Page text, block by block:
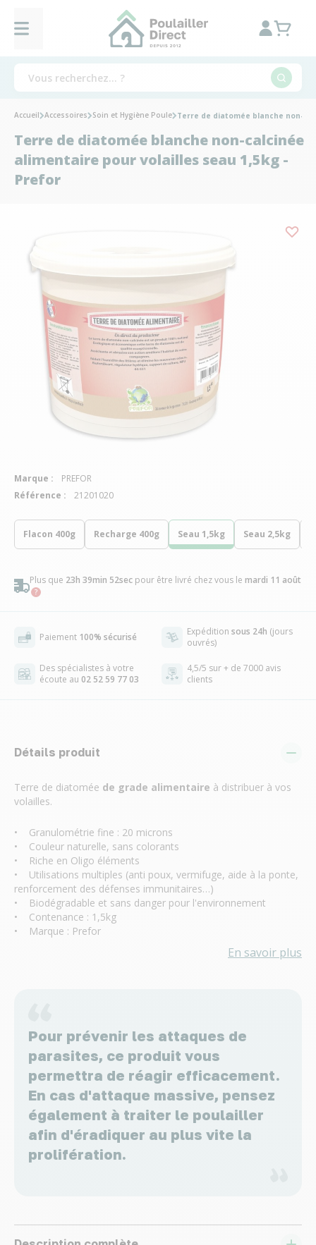
Flacon 400g Recharge 400g Seau 1,5kg Seau 2,5kg
Plus que 23h 39min 51sec pour être livré chez vous le mardi 11 août
Paiement 100% sécurisé Expédition sous 24h (jours
ouvrés)
Des spécialistes à votre
écoute au 02 52 59 77 03
4,5/5 sur + de 7000 avis
clients
Détails produit
Terre de diatomée de grade alimentaire à distribuer à vos
volailles.
• Granulométrie fine : 20 microns
• Couleur naturelle, sans colorants
• Riche en Oligo éléments
• Utilisations multiples (anti poux, vermifuge, aide à la ponte,
renforcement des défenses immunitaires…)
• Biodégradable et sans danger pour l'environnement
• Contenance : 1,5kg
• Marque : Prefor
En savoir plus
Pour prévenir les attaques de
parasites, ce produit vous
permettra de réagir efficacement.
En cas d'attaque massive, pensez
également à traiter le poulailler
afin d'éradiquer au plus vite la
prolifération.
Accueil Accessoires Soin et Hygiène Poule Terre de diatomée blanche non-
Terre de diatomée blanche non-calcinée
alimentaire pour volailles seau 1,5kg -
Prefor
Marque :
PREFOR
Référence :
21201020